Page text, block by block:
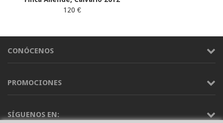
120 €
CONÓCENOS
PROMOCIONES
SÍGUENOS EN: